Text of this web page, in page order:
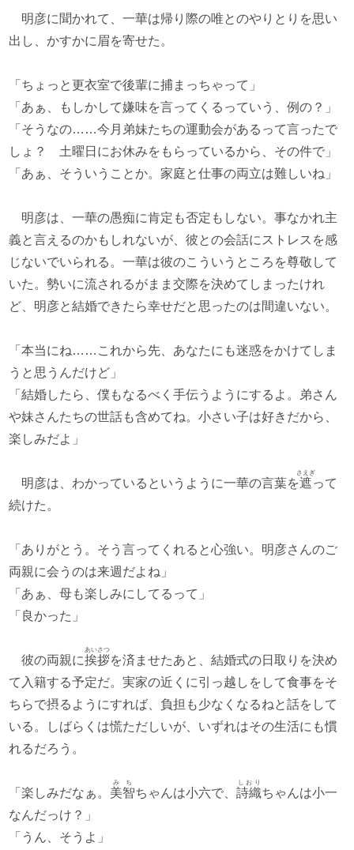
明彦に聞かれて、一華は帰り際の唯とのやりとりを思い
出し、かすかに眉を寄せた。
「ちょっと更衣室で後輩に捕まっちゃって」
「あぁ、もしかして嫌味を言ってくるっていう、例の？」
「そうなの……今月弟妹たちの運動会があるって言ったで
しょ？ 土曜日にお休みをもらっているから、その件で」
「あぁ、そういうことか。家庭と仕事の両立は難しいね」
明彦は、一華の愚痴に肯定も否定もしない。事なかれ主
義と言えるのかもしれないが、彼との会話にストレスを感
じないでいられる。一華は彼のこういうところを尊敬して
いた。勢いに流されるがまま交際を決めてしまったけれ
ど、明彦と結婚できたら幸せだと思ったのは間違いない。
「本当にね……これから先、あなたにも迷惑をかけてしま
うと思うんだけど」
「結婚したら、僕もなるべく手伝うようにするよ。弟さん
や妹さんたちの世話も含めてね。小さい子は好きだから、
楽しみだよ」
明彦は、わかっているというように一華の言葉を遮
さえぎ
って
続けた。
「ありがとう。そう言ってくれると心強い。明彦さんのご
両親に会うのは来週だよね」
「あぁ、母も楽しみにしてるって」
「良かった」
彼の両親に挨拶
あいさつ
を済ませたあと、結婚式の日取りを決め
て入籍する予定だ。実家の近くに引っ越しをして食事をそ
ちらで摂るようにすれば、負担も少なくなるねと話をして
いる。しばらくは慌ただしいが、いずれはその生活にも慣
れるだろう。
「楽しみだなぁ。 美智
みち
ちゃんは小六で、詩織
しおり
ちゃんは小一
なんだっけ？」
「うん、そうよ」